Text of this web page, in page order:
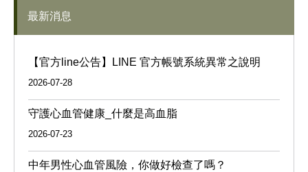
最新消息
【官方line公告】LINE 官方帳號系統異常之說明
2026-07-28
守護心血管健康_什麼是高血脂
2026-07-23
中年男性心血管風險，你做好檢查了嗎？